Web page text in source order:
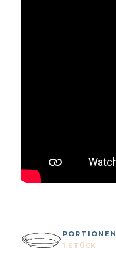
PORTIONEN
1 STÜCK